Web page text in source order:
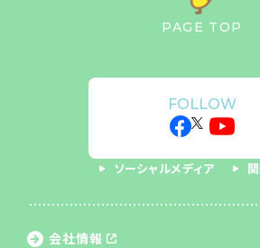
PAGE TOP
FOLLOW
ソーシャルメディア
会社情報